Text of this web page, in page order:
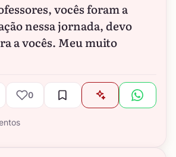
vocês foram a
nessa jornada, devo
a vocês. Meu muito
0